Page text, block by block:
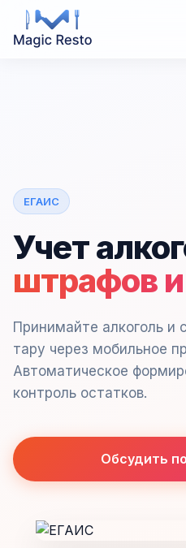
ЕГАИС
Учет
штрафов
Принимайте алкоголь и
тару через мобильное
Автоматическое
контроль остатков.
Обсудить